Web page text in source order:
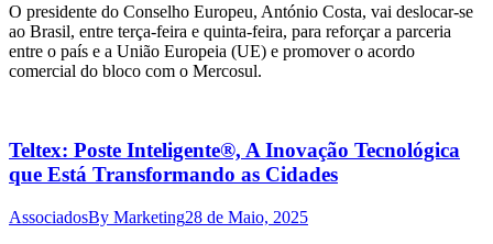
O presidente do Conselho Europeu, António Costa, vai deslocar-se
ao Brasil, entre terça-feira e quinta-feira, para reforçar a parceria
entre o país e a União Europeia (UE) e promover o acordo
comercial do bloco com o Mercosul.
Teltex: Poste Inteligente®, A Inovação Tecnológica
que Está Transformando as Cidades
AssociadosBy Marketing28 de Maio, 2025